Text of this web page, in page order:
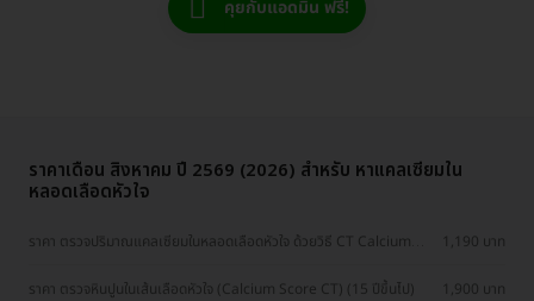
คุยกับแอดมิน ฟรี!
ราคาเดือน สิงหาคม ปี 2569 (2026) สำหรับ หาแคลเซียมใน
หลอดเลือดหัวใจ
ราคา ตรวจปริมาณแคลเซียมในหลอดเลือดหัวใจ ด้วยวิธี CT Calcium
1,190 บาท
ราคา ตรวจหินปูนในเส้นเลือดหัวใจ (Calcium Score CT) (15 ปีขึ้นไป) 1,900 บาท